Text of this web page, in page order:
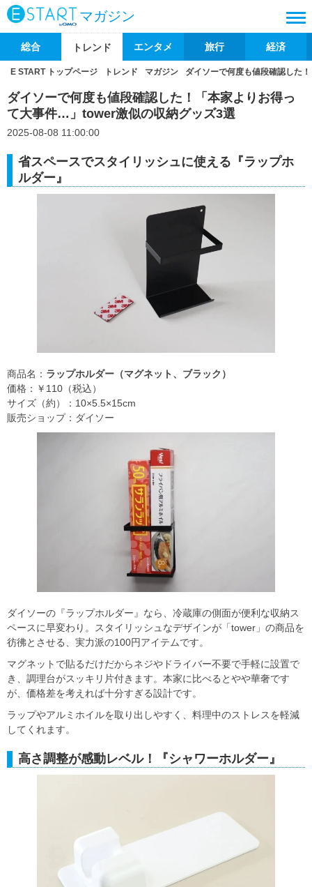
マガジン
総合 トレンド エンタメ 旅行 経済
E START トップページ トレンド マガジン ダイソーで何度も値段確認した
ダイソーで何度も値段確認した！「本家よりお得っ
て大事件…」tower激似の収納グッズ3選
2025-08-08 11:00:00
省スペースでスタイリッシュに使える『ラップホ
ルダー』
商品名： ラップホルダー（マグネット、ブラック）
価格：￥110（税込）
サイズ（約）：10×5.5×15cm
販売ショップ：ダイソー
ダイソーの『ラップホルダー』なら、冷蔵庫の側面が便利な収納ス
ペースに早変わり。スタイリッシュなデザインが「tower」の商品を
彷彿とさせる、実力派の100円アイテムです。
マグネットで貼るだけだからネジやドライバー不要で手軽に設置で
き、調理台がスッキリ片付きます。本家に比べるとやや華奢です
が、価格差を考えれば十分すぎる設計です。
ラップやアルミホイルを取り出しやすく、料理中のストレスを軽減
してくれます。
高さ調整が感動レベル！『シャワーホルダー』